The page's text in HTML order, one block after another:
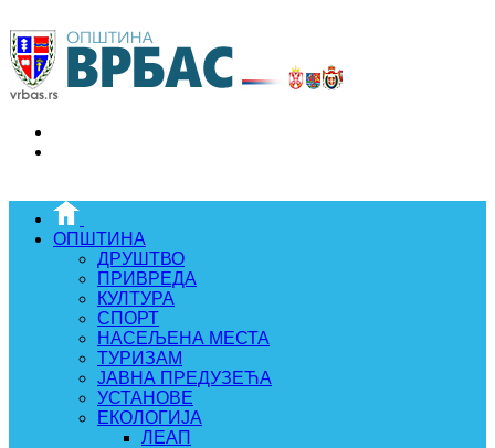
ОПШТИНА
ДРУШТВО
ПРИВРЕДА
КУЛТУРА
СПОРТ
НАСЕЉЕНА МЕСТА
ТУРИЗАМ
ЈАВНА ПРЕДУЗЕЋА
УСТАНОВЕ
ЕКОЛОГИЈА
ЛЕАП